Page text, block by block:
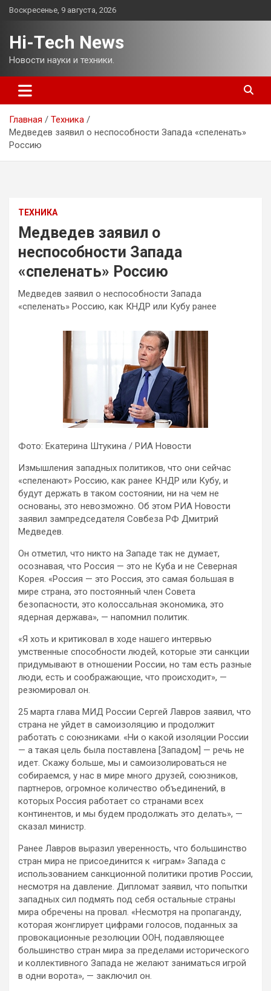
Перейти
Воскресенье, 9 августа, 2026
Hi-Tech News
Новости науки и техники.
Главная
Техника
Медведев заявил о неспособности Запада «спеленать»
Россию
ТЕХНИКА
Медведев заявил о
неспособности Запада
«спеленать» Россию
Медведев заявил о неспособности Запада
«спеленать» Россию, как КНДР или Кубу ранее
Фото: Екатерина Штукина / РИА Новости
Измышления западных политиков, что они сейчас
«спеленают» Россию, как ранее КНДР или Кубу, и
будут держать в таком состоянии, ни на чем не
основаны, это невозможно. Об этом РИА Новости
заявил зампредседателя Совбеза РФ Дмитрий
Медведев.
Он отметил, что никто на Западе так не думает,
осознавая, что Россия — это не Куба и не Северная
Корея. «Россия — это Россия, это самая большая в
мире страна, это постоянный член Совета
безопасности, это колоссальная экономика, это
ядерная держава», — напомнил политик.
«Я хоть и критиковал в ходе нашего интервью
умственные способности людей, которые эти санкции
придумывают в отношении России, но там есть разные
люди, есть и соображающие, что происходит», —
резюмировал он.
25 марта глава МИД России Сергей Лавров заявил, что
страна не уйдет в самоизоляцию и продолжит
работать с союзниками. «Ни о какой изоляции России
— а такая цель была поставлена [Западом] — речь не
идет. Скажу больше, мы и самоизолироваться не
собираемся, у нас в мире много друзей, союзников,
партнеров, огромное количество объединений, в
которых Россия работает со странами всех
континентов, и мы будем продолжать это делать», —
сказал министр.
Ранее Лавров выразил уверенность, что большинство
стран мира не присоединится к «играм» Запада с
использованием санкционной политики против России,
несмотря на давление. Дипломат заявил, что попытки
западных сил подмять под себя остальные страны
мира обречены на провал. «Несмотря на пропаганду,
которая жонглирует цифрами голосов, поданных за
провокационные резолюции ООН, подавляющее
большинство стран мира за пределами исторического
и коллективного Запада не желают заниматься игрой
в одни ворота», — заключил он.